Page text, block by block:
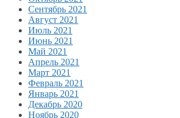
Сентябрь 2021
Август 2021
Июль 2021
Июнь 2021
Май 2021
Апрель 2021
Март 2021
Февраль 2021
Январь 2021
Декабрь 2020
Ноябрь 2020